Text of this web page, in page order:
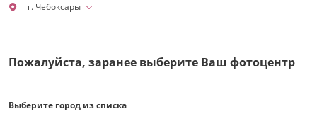
г. Чебоксары
Пожалуйста, заранее выберите Ваш фотоцентр
Выберите город из списка